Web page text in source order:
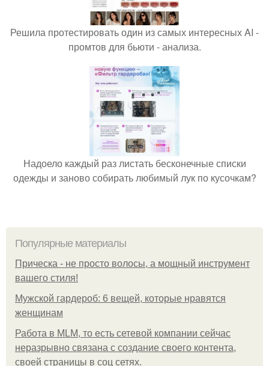
Решила протестировать один из самых интересных AI -
промтов для бьюти - анализа.
Надоело каждый раз листать бесконечные списки
одежды и заново собирать любимый лук по кусочкам?
Популярные материалы
Прическа - не просто волосы, а мощный инструмент
вашего стиля!
Мужской гардероб: 6 вещей, которые нравятся
женщинам
Работа в MLM, то есть сетевой компании сейчас
неразрывно связана с создание своего контента,
своей страницы в соц сетях.